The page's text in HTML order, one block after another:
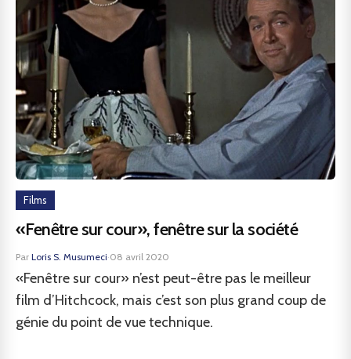
Films
«Fenêtre sur cour», fenêtre sur la société
Par Loris S. Musumeci·08 avril 2020
«Fenêtre sur cour» n’est peut-être pas le meilleur
film d’Hitchcock, mais c’est son plus grand coup de
génie du point de vue technique.